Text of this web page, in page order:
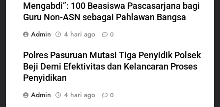
Mengabdi”: 100 Beasiswa Pascasarjana bagi
Guru Non-ASN sebagai Pahlawan Bangsa
Admin
4 hari ago 0
Polres Pasuruan Mutasi Tiga Penyidik Polsek
Beji Demi Efektivitas dan Kelancaran Proses
Penyidikan
Admin
4 hari ago 0